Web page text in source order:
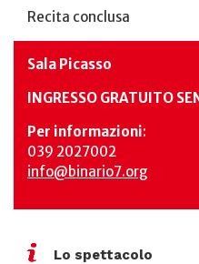
Recita conclusa
Sala Picasso
INGRESSO GRATUITO
Per informazioni:
039 2027002
info@binario7.org
Lo spettacolo